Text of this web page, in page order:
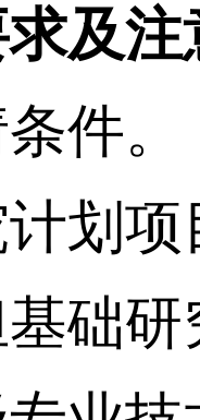
及注
件。
划
础